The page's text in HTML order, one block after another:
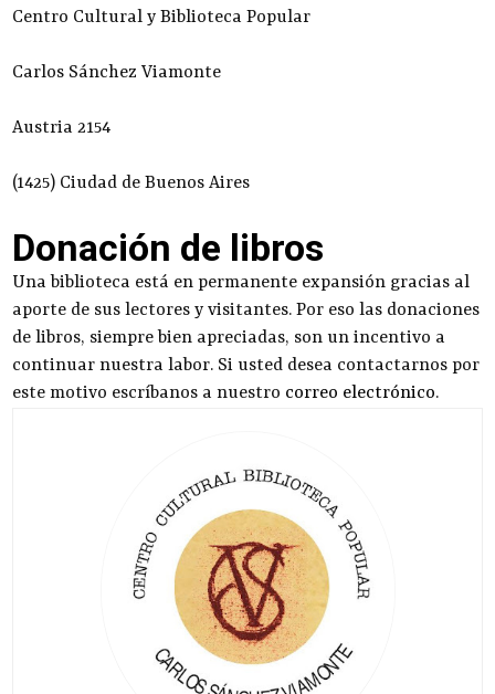
Centro Cultural y Biblioteca Popular
Carlos Sánchez Viamonte
Austria 2154
(1425) Ciudad de Buenos Aires
Donación de libros
Una biblioteca está en permanente expansión gracias al
aporte de sus lectores y visitantes. Por eso las donaciones
de libros, siempre bien apreciadas, son un incentivo a
continuar nuestra labor. Si usted desea contactarnos por
este motivo escríbanos a nuestro correo electrónico.